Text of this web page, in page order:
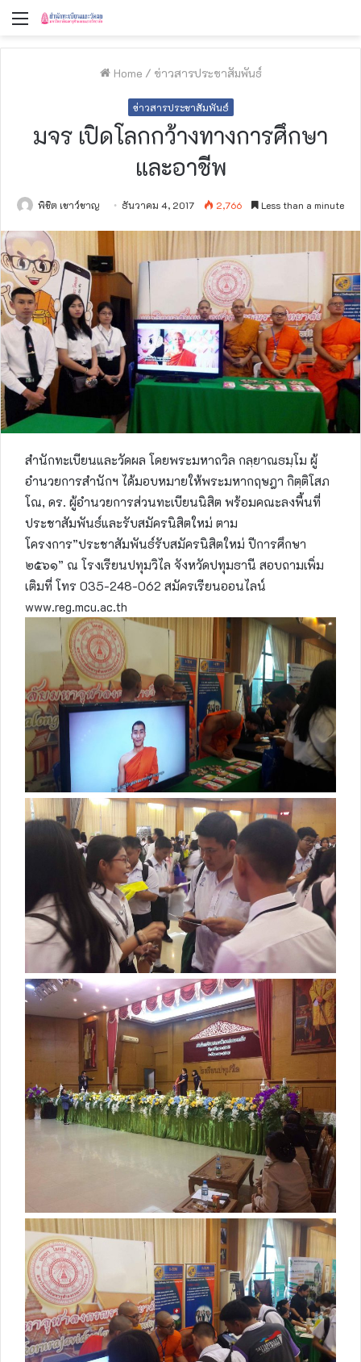
Menu
Home / ข่าวสารประชาสัมพันธ์
ข่าวสารประชาสัมพันธ์
มจร เปิดโลกกว้างทางการศึกษา
และอาชีพ
พิชิต เชาว์ชาญ ธันวาคม 4, 2017 2,766 Less than a minute
สำนักทะเบียนและวัดผล โดยพระมหาถวิล กลฺยาณธมฺโม ผู้
อำนวยการสำนักฯ ได้มอบหมายให้พระมหากฤษฎา กิตฺติโสภ
โณ, ดร. ผู้อำนวยการส่วนทะเบียนนิสิต พร้อมคณะลงพื้นที่
ประชาสัมพันธ์และรับสมัครนิสิตใหม่ ตาม
โครงการ”ประชาสัมพันธ์รับสมัครนิสิตใหม่ ปีการศึกษา
๒๕๖๑” ณ โรงเรียนปทุมวิไล จังหวัดปทุมธานี สอบถามเพิ่ม
เติมที่ โทร 035-248-062 สมัครเรียนออนไลน์
www.reg.mcu.ac.th